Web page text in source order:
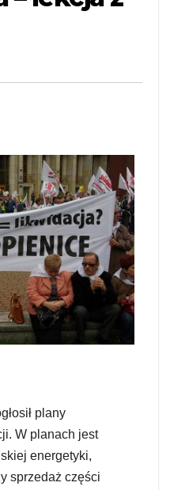
plany
W planach jest
energetyki,
sprzedaż części